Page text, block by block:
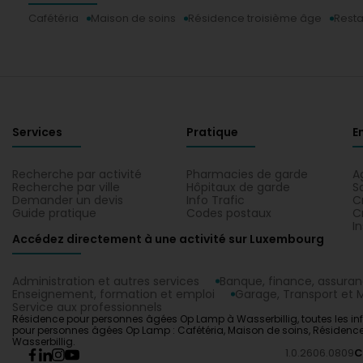
Cafétéria
Maison de soins Résidence troisième âge
Services
Recherche par activité
Recherche par ville
Demander un devis
Guide pratique
Pratique
Pharmacies de garde
Hôpitaux de garde
Info Trafic
Codes postaux
Accédez directement à une activité sur Luxembourg
Administration et autres services Banque, finance,
Enseignement, formation et emploi
Garage, Transport et
Service aux professionnels
Résidence pour personnes âgées Op Lamp à Wasserbillig, toutes les
pour personnes âgées Op Lamp : Cafétéria, Maison de soins,
Wasserbillig.
1.0.2606.0809